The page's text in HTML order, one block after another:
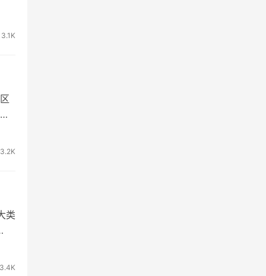
3.1K
3.2K
类
3.4K